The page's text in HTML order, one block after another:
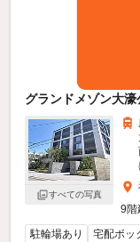
グランドメゾン大
すべての写真
9階
駐輪場あり
宅配ボッ